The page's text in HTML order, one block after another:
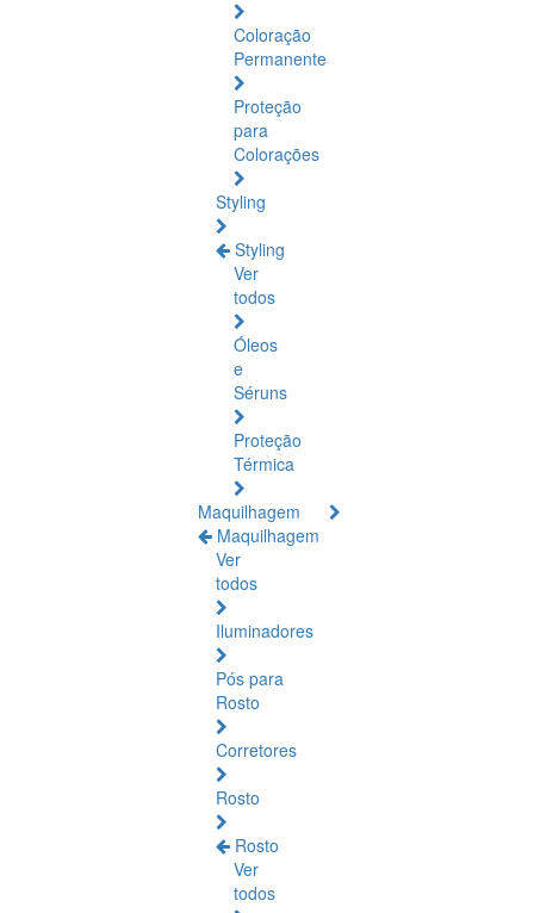
Coloração
Permanente
Proteção
para
Colorações
Styling
Styling
Ver
todos
Óleos
e
Séruns
Proteção
Térmica
Maquilhagem
Maquilhagem
Ver
todos
Iluminadores
Pós para
Rosto
Corretores
Rosto
Rosto
Ver
todos